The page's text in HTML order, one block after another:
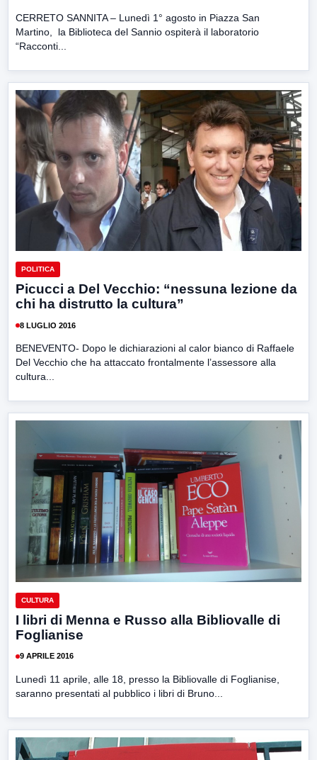
CERRETO SANNITA – Lunedì 1° agosto in Piazza San
Martino, la Biblioteca del Sannio ospiterà il laboratorio
“Racconti...
POLITICA
Picucci a Del Vecchio: “nessuna lezione da
chi ha distrutto la cultura”
8 LUGLIO 2016
BENEVENTO- Dopo le dichiarazioni al calor bianco di Raffaele
Del Vecchio che ha attaccato frontalmente l’assessore alla
cultura...
CULTURA
I libri di Menna e Russo alla Bibliovalle di
Foglianise
9 APRILE 2016
Lunedì 11 aprile, alle 18, presso la Bibliovalle di Foglianise,
saranno presentati al pubblico i libri di Bruno...